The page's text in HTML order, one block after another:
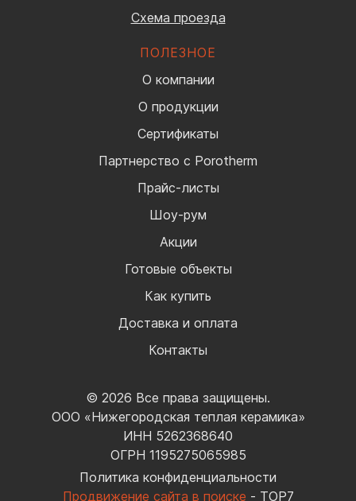
Схема проезда
ПОЛЕЗНОЕ
О компании
О продукции
Сертификаты
Партнерство с Porotherm
Прайс-листы
Шоу-рум
Акции
Готовые объекты
Как купить
Доставка и оплата
Контакты
© 2026 Все права защищены.
ООО «Нижегородская теплая керамика»
ИНН 5262368640
ОГРН 1195275065985
Политика конфиденциальности
Продвижение сайта в поиске - TOP7